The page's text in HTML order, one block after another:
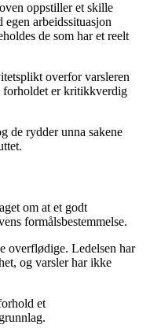
oppstiller et skille
arbeidssituasjon
de som har et reelt
overfor varsleren
forholdet er kritikkverdig
de rydder unna sakene
om at et godt
formålsbestemmelse.
overflødige. Ledelsen har
og varsler har ikke
et